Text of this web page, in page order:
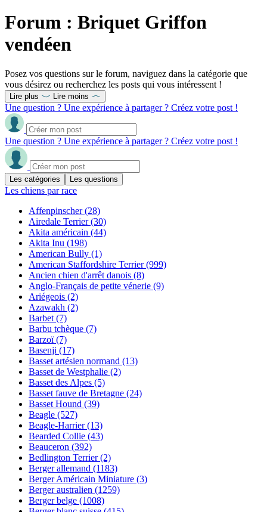
Forum : Briquet Griffon
vendéen
Posez vos questions sur le forum, naviguez dans la catégorie que
vous désirez ou recherchez les posts qui vous intéressent !
Lire plus Lire moins
Une question ? Une expérience à partager ? Créez votre post !
Une question ? Une expérience à partager ? Créez votre post !
Les catégories Les questions
Les chiens par race
Affenpinscher(28)
Airedale Terrier(30)
Akita américain (44)
Akita Inu (198)
American Bully (1)
American Staffordshire Terrier(999)
Ancien chien d'arrêt danois (8)
Anglo-Français de petite vénerie (9)
Ariégeois (2)
Azawakh (2)
Barbet (7)
Barbu tchèque (7)
Barzoï(7)
Basenji (17)
Basset artésien normand (13)
Basset de Westphalie (2)
Basset des Alpes (5)
Basset fauve de Bretagne (24)
Basset Hound (39)
Beagle (527)
Beagle-Harrier(13)
Bearded Collie (43)
Beauceron (392)
Bedlington Terrier(2)
Berger allemand (1183)
Berger Américain Miniature (3)
Berger australien (1259)
Berger belge (1008)